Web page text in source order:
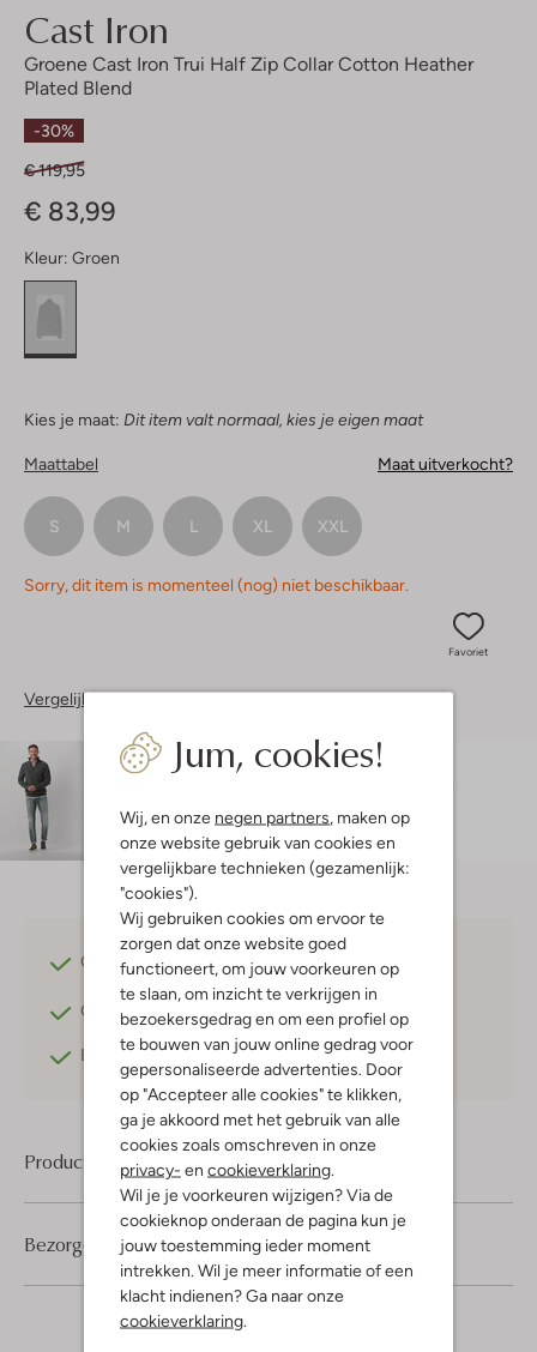
Jum, cookies!
Wij, en onze negen partners, maken op
onze website gebruik van cookies en
vergelijkbare technieken (gezamenlijk:
"cookies").
Wij gebruiken cookies om ervoor te
zorgen dat onze website goed
functioneert, om jouw voorkeuren op
te slaan, om inzicht te verkrijgen in
bezoekersgedrag en om een profiel op
te bouwen van jouw online gedrag voor
gepersonaliseerde advertenties. Door
op "Accepteer alle cookies" te klikken,
ga je akkoord met het gebruik van alle
cookies zoals omschreven in onze
privacy- en cookieverklaring.
Wil je je voorkeuren wijzigen? Via de
cookieknop onderaan de pagina kun je
jouw toestemming ieder moment
intrekken. Wil je meer informatie of een
klacht indienen? Ga naar onze
cookieverklaring.
Cast Iron
Groene Cast Iron Trui Half Zip Collar Cotton Heather
Plated Blend
-30%
€ 119,95
€ 83,99
Kleur: Groen
Kies je maat: Dit item valt normaal, kies je eigen maat
Maattabel Maat uitverkocht?
S M L XL XXL
Sorry, dit item is momenteel (nog) niet beschikbaar.
Favoriet
Vergelijkbare items
Maatadvies
pasvorm isregular fit
Gratis verzending vanaf €75,-
Gratis retourneren binnen 30 dagen*
Betaal achteraf met Klarna
Product informatie
Bezorgen & retourneren